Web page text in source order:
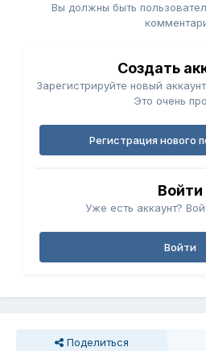
Вы должны быть
Создать
Зарегистрируйте новый
Это очень
Регистрация нового
Войти
Уже есть аккаунт?
Войти
Поделиться